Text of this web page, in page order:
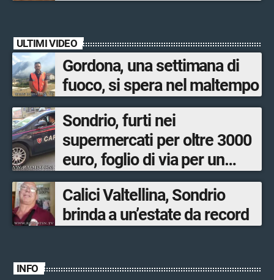
ULTIMI VIDEO
Gordona, una settimana di
fuoco, si spera nel maltempo
Sondrio, furti nei
supermercati per oltre 3000
euro, foglio di via per un
ventinovenne
Calici Valtellina, Sondrio
brinda a un’estate da record
INFO